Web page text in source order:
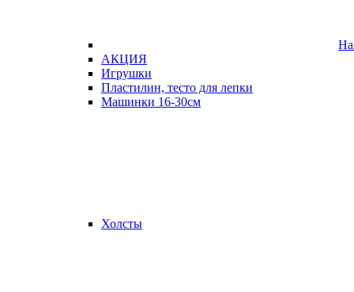
АКЦИЯ
Игрушки
Пластилин, тесто для лепки
Машинки 16-30см
Холсты